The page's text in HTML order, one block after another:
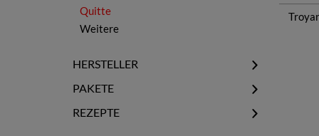
Quitte
Weitere
HERSTELLER
Assenovgrad
Bonidex
PAKETE
Alle Pakete
REZEPTE